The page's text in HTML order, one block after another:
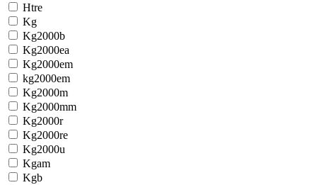
Htre
Kg
Kg2000b
Kg2000ea
Kg2000em
kg2000em
Kg2000m
Kg2000mm
Kg2000r
Kg2000re
Kg2000u
Kgam
Kgb